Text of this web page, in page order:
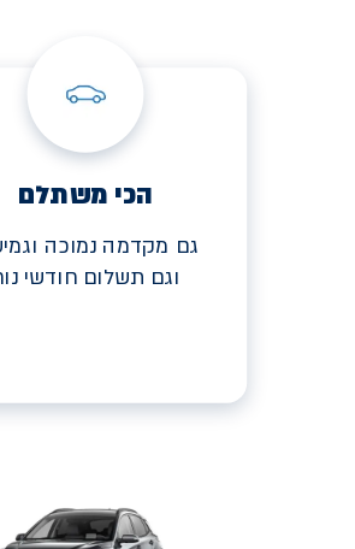
הכי משתלם
גם מקדמה נמוכה
וגם תשלום חודשי